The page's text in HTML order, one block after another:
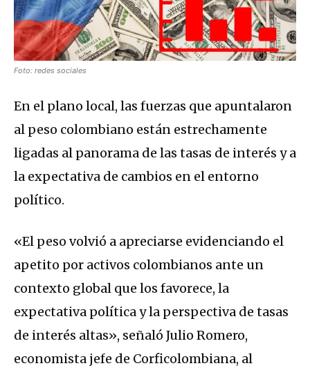
Foto: redes sociales
En el plano local, las fuerzas que apuntalaron
al peso colombiano están estrechamente
ligadas al panorama de las tasas de interés y a
la expectativa de cambios en el entorno
político.
«El peso volvió a apreciarse evidenciando el
apetito por activos colombianos ante un
contexto global que los favorece, la
expectativa política y la perspectiva de tasas
de interés altas», señaló Julio Romero,
economista jefe de Corficolombiana, al